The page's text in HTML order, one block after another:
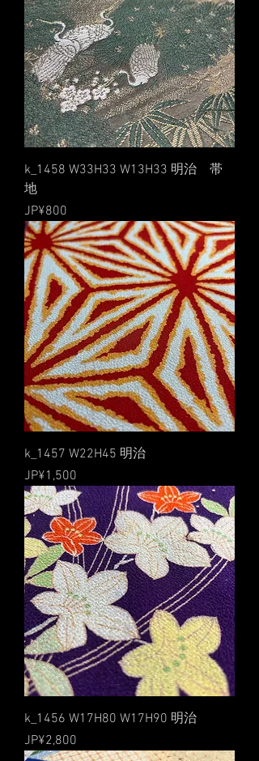
k_1458 W33H33 W13H33 明治 帯
地
價格
JP¥800
k_1457 W22H45 明治
價格
JP¥1,500
k_1456 W17H80 W17H90 明治
價格
JP¥2,800